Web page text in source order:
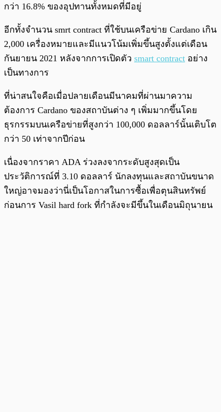
กว่า 16.8% ของอุปทานทั้งหมดที่มีอยู่
อีกทั้งจำนวน smrt contract ที่ใช้บนเครือข่าย Cardano เกิน
2,000 เครื่องหมายและมีแนวโน้มเพิ่มขึ้นสูงตั้งแต่เดือน
กันยายน 2021 หลังจากการเปิดตัว smart contract อย่าง
เป็นทางการ
ที่น่าสนใจคือเมื่อปลายเดือนมีนาคมที่ผ่านมาความ
ต้องการ Cardano ของสถาบันต่าง ๆ เพิ่มมากขึ้นโดย
ธุรกรรมบนเครือข่ายที่สูงกว่า 100,000 ดอลลาร์นั้นเติบโต
กว่า 50 เท่าจากปีก่อน
เนื่องจากราคา ADA ร่วงลงจากระดับสูงสุดเป็น
ประวัติการณ์ที่ 3.10 ดอลลาร์ นักลงทุนและสถาบันขนาด
ใหญ่อาจมองว่านี่เป็นโอกาสในการซื้อเพื่อตุนสินทรัพย์
ก่อนการ Vasil hard fork ที่กำลังจะมีขึ้นในเดือนมิถุนายน